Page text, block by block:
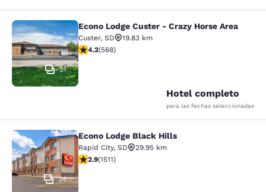
Econo Lodge Custer - Crazy Horse
31
Econo Lodge Custer - Crazy Horse Area
Custer, SD
19.83 km
calificación de 4.24 estrellas. Excelente. 568 reseñas
4.2(568)
Hotel completo
para las fechas seleccionadas
Econo Lodge Black Hills
34
Econo Lodge Black Hills
Rapid City, SD
29.95 km
calificación de 2.92 estrellas. Feria. 1511 reseñas
2.9(1511)